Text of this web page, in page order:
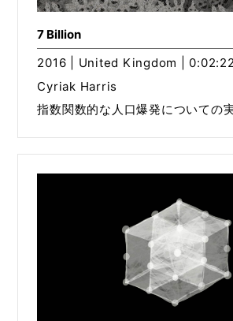
7 Billion
2016 | United Kingdom | 0:02:22
Cyriak Harris
指数関数的な人口爆発についての実